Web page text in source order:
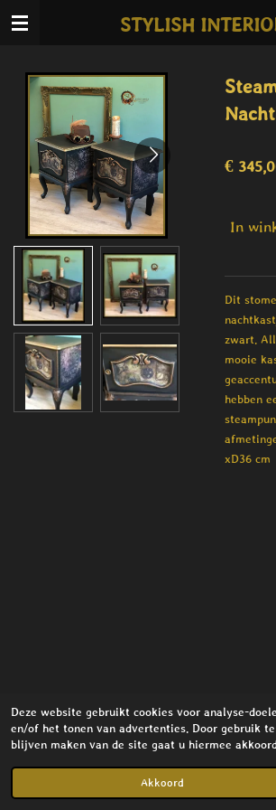
Deze website gebruikt cookies voor analyse-
en/of het tonen van advertenties. Door gebruik te
blijven maken van de site gaat u hiermee
Akkoord
Ga
hoofdinhoud
STYLISH
€
In
Dit
zwart.
mooie
hebben
xD36 cm
© 2021 - 2026 Stylish Interior
Powered by